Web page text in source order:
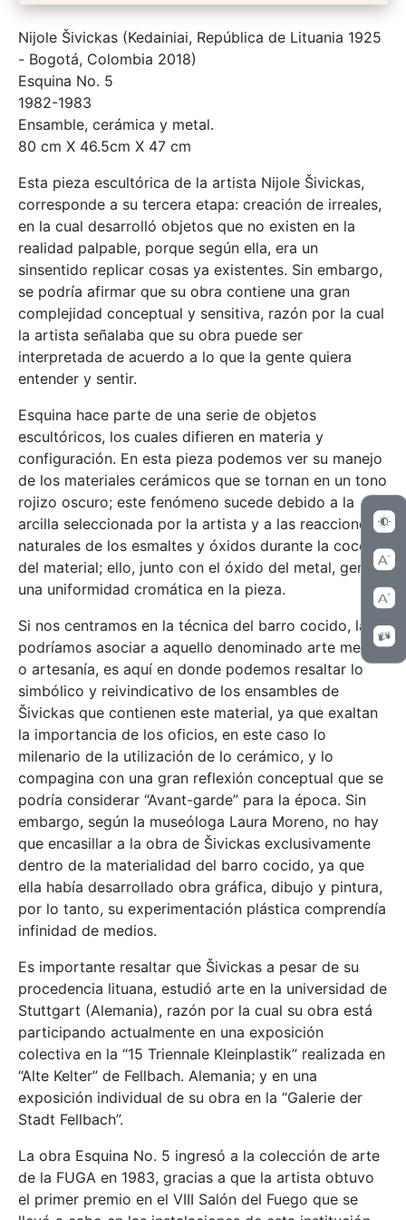
Nijole Šivickas (Kedainiai, República de Lituania 1925
- Bogotá, Colombia 2018)
Esquina No. 5
1982-1983
Ensamble, cerámica y metal.
80 cm X 46.5cm X 47 cm
Esta pieza escultórica de la artista Nijole Šivickas,
corresponde a su tercera etapa: creación de irreales,
en la cual desarrolló objetos que no existen en la
realidad palpable, porque según ella, era un
sinsentido replicar cosas ya existentes. Sin embargo,
se podría afirmar que su obra contiene una gran
complejidad conceptual y sensitiva, razón por la cual
la artista señalaba que su obra puede ser
interpretada de acuerdo a lo que la gente quiera
entender y sentir.
Esquina hace parte de una serie de objetos
escultóricos, los cuales difieren en materia y
configuración. En esta pieza podemos ver su manejo
de los materiales cerámicos que se tornan en un tono
rojizo oscuro; este fenómeno sucede debido a la
arcilla seleccionada por la artista y a las reacciones
naturales de los esmaltes y óxidos durante la cocción
del material; ello, junto con el óxido del metal, genera
una uniformidad cromática en la pieza.
Si nos centramos en la técnica del barro cocido, la
podríamos asociar a aquello denominado arte menor
o artesanía, es aquí en donde podemos resaltar lo
simbólico y reivindicativo de los ensambles de
Šivickas que contienen este material, ya que exaltan
la importancia de los oficios, en este caso lo
milenario de la utilización de lo cerámico, y lo
compagina con una gran reflexión conceptual que se
podría considerar “Avant-garde” para la época. Sin
embargo, según la museóloga Laura Moreno, no hay
que encasillar a la obra de Šivickas exclusivamente
dentro de la materialidad del barro cocido, ya que
ella había desarrollado obra gráfica, dibujo y pintura,
por lo tanto, su experimentación plástica comprendía
infinidad de medios.
Es importante resaltar que Šivickas a pesar de su
procedencia lituana, estudió arte en la universidad de
Stuttgart (Alemania), razón por la cual su obra está
participando actualmente en una exposición
colectiva en la “15 Triennale Kleinplastik” realizada en
“Alte Kelter” de Fellbach. Alemania; y en una
exposición individual de su obra en la “Galerie der
Stadt Fellbach”.
La obra Esquina No. 5 ingresó a la colección de arte
de la FUGA en 1983, gracias a que la artista obtuvo
el primer premio en el VIII Salón del Fuego que se